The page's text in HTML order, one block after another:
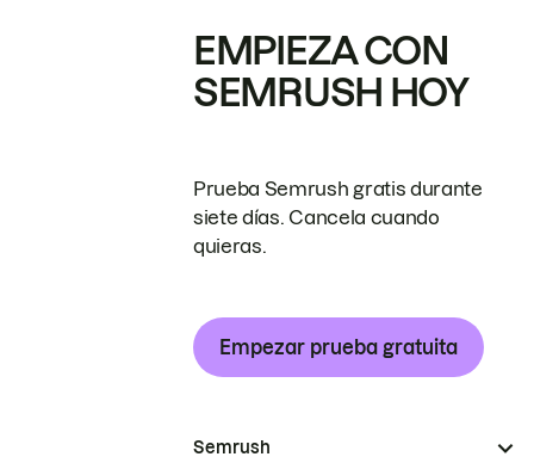
EMPIEZA CON
SEMRUSH HOY
Prueba Semrush gratis durante
siete días. Cancela cuando
quieras.
Empezar prueba gratuita
Semrush